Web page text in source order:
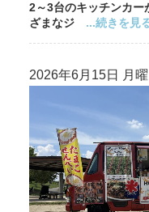
2～3台のキッチンカー
ざまなジ ...続きを見
2026年6月15日 月曜